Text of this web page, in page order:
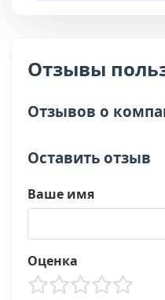
Отзывы
Отзывов о
Оставить отзыв
Ваше имя
Оценка